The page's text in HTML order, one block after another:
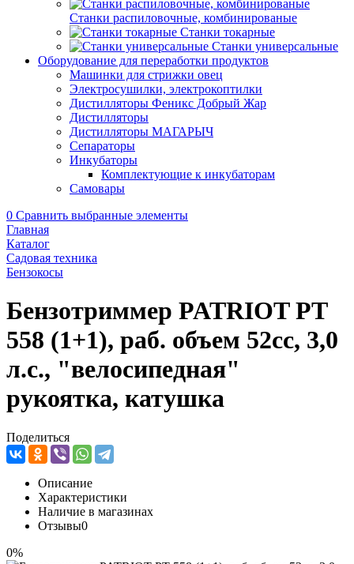
Станки распиловочные, комбинированые
Станки токарные
Станки универсальные
Оборудование для переработки продуктов
Машинки для стрижки овец
Электросушилки, электрокоптилки
Дистилляторы Феникс Добрый Жар
Дистилляторы
Дистилляторы МАГАРЫЧ
Сепараторы
Инкубаторы
Комплектующие к инкубаторам
Самовары
0 Сравнить выбранные элементы
Главная
Каталог
Садовая техника
Бензокосы
Бензотриммер PATRIOT PT
558 (1+1), раб. объем 52сс, 3,0
л.с., "велосипедная"
рукоятка, катушка
Поделиться
Описание
Характеристики
Наличие в магазинах
Отзывы0
0%